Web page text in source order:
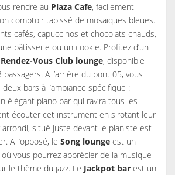
rendre au Plaza Cafe, facilement
comptoir tapissé de mosaïques bleues.
cafés, capuccinos et chocolats chauds,
pâtisserie ou un cookie. Profitez d’un
Rendez-Vous Club lounge, disponible
A l’arrière du pont 05, vous
bars à l’ambiance spécifique :
élégant piano bar qui ravira tous les
écouter cet instrument en sirotant leur
situé juste devant le pianiste est
A l’opposé, le Song lounge est un
vous pourrez apprécier de la musique
le thème du jazz. Le Jackpot bar est un